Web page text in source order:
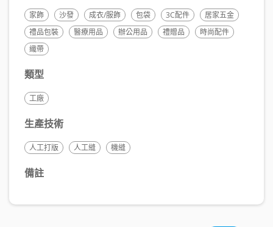
家飾 沙發 成衣/服飾 包袋 3C配件
居家五金
禮品包裝
醫療用品 辦公用品 禮贈品
時尚配件
織帶
類型
工廠
生產技術
人工打版 人工縫 機縫
備註